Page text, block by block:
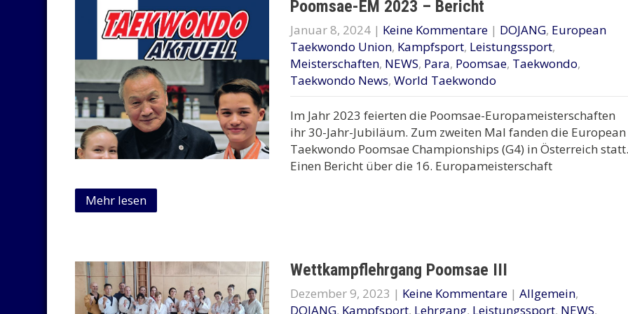
Poomsae-EM 2023 – Bericht
Januar 8, 2024| Keine Kommentare| DOJANG, European
Taekwondo Union, Kampfsport, Leistungssport,
Meisterschaften, NEWS, Para, Poomsae, Taekwondo,
Taekwondo News, World Taekwondo
Im Jahr 2023 feierten die Poomsae-Europameisterschaften
ihr 30-Jahr-Jubiläum. Zum zweiten Mal fanden die European
Taekwondo Poomsae Championships (G4) in Österreich statt.
Einen Bericht über die 16. Europameisterschaft
Mehr lesen
Wettkampflehrgang Poomsae III
Dezember 9, 2023 | Keine Kommentare| Allgemein,
DOJANG, Kampfsport, Lehrgang, Leistungssport, NEWS,